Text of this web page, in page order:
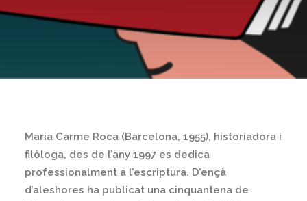
Maria Carme Roca (Barcelona, 1955), historiadora i
filòloga, des de l’any 1997 es dedica
professionalment a l’escriptura. D’ençà
d’aleshores ha publicat una cinquantena de